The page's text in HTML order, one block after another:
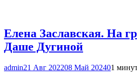
Елена Заславская. На
Даше Дугиной
admin21 Авг 202208 Май 202401